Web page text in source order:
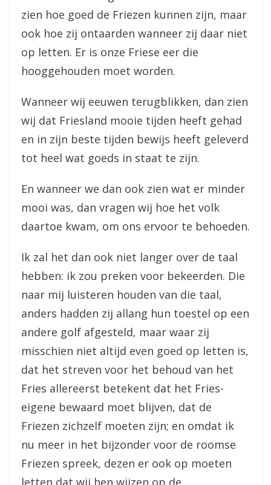
zien hoe goed de Friezen kunnen zijn, maar
ook hoe zij ontaarden wanneer zij daar niet
op letten. Er is onze Friese eer die
hooggehouden moet worden.
Wanneer wij eeuwen terugblikken, dan zien
wij dat Friesland mooie tijden heeft gehad
en in zijn beste tijden bewijs heeft geleverd
tot heel wat goeds in staat te zijn.
En wanneer we dan ook zien wat er minder
mooi was, dan vragen wij hoe het volk
daartoe kwam, om ons ervoor te behoeden.
Ik zal het dan ook niet langer over de taal
hebben: ik zou preken voor bekeerden. Die
naar mij luisteren houden van die taal,
anders hadden zij allang hun toestel op een
andere golf afgesteld, maar waar zij
misschien niet altijd even goed op letten is,
dat het streven voor het behoud van het
Fries allereerst betekent dat het Fries-
eigene bewaard moet blijven, dat de
Friezen zichzelf moeten zijn; en omdat ik
nu meer in het bijzonder voor de roomse
Friezen spreek, dezen er ook op moeten
letten dat wij hen wijzen op de